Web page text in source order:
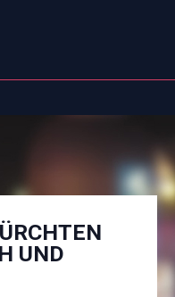
UND